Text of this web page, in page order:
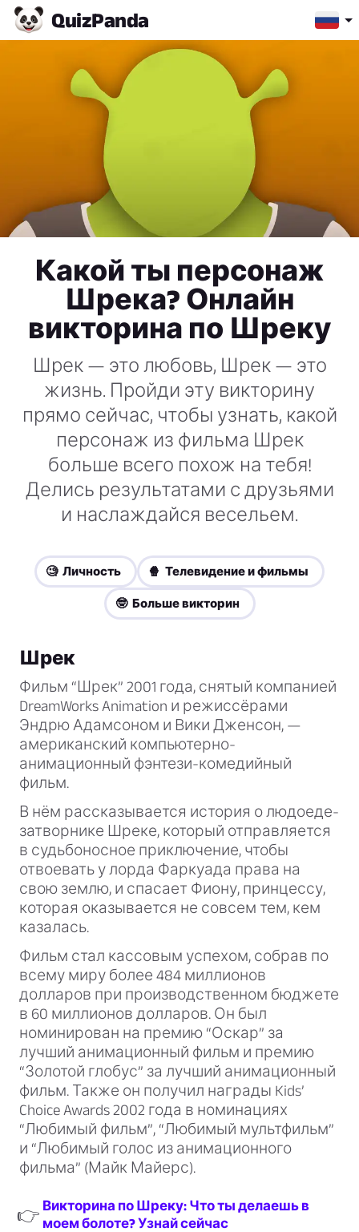
QuizPanda
Какой ты персонаж
Шрека? Онлайн
викторина по Шреку
Шрек — это любовь, Шрек — это
жизнь. Пройди эту викторину
прямо сейчас, чтобы узнать, какой
персонаж из фильма Шрек
больше всего похож на тебя!
Делись результатами с друзьями
и наслаждайся весельем.
🧐 Личность 🍿 Телевидение и фильмы
🤓 Больше викторин
Шрек
Фильм “Шрек” 2001 года, снятый компанией
DreamWorks Animation и режиссёрами
Эндрю Адамсоном и Вики Дженсон, —
американский компьютерно-
анимационный фэнтези-комедийный
фильм.
В нём рассказывается история о людоеде-
затворнике Шреке, который отправляется
в судьбоносное приключение, чтобы
отвоевать у лорда Фаркуада права на
свою землю, и спасает Фиону, принцессу,
которая оказывается не совсем тем, кем
казалась.
Фильм стал кассовым успехом, собрав по
всему миру более 484 миллионов
долларов при производственном бюджете
в 60 миллионов долларов. Он был
номинирован на премию “Оскар” за
лучший анимационный фильм и премию
“Золотой глобус” за лучший анимационный
фильм. Также он получил награды Kids’
Choice Awards 2002 года в номинациях
“Любимый фильм”, “Любимый мультфильм”
и “Любимый голос из анимационного
фильма” (Майк Майерс).
👉 Викторина по Шреку: Что ты делаешь в
моем болоте? Узнай сейчас